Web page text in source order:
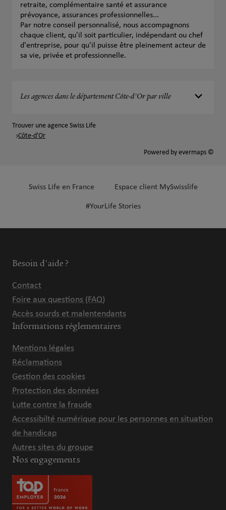
retraite, complémentaire santé et assurance
prévoyance, assurances professionnelles...
Par notre conseil personnalisé, nous accompagnons
chaque client, qu'il soit particulier, indépendant ou chef
d'entreprise, pour qu'il puisse être pleinement acteur de
sa vie, privée et professionnelle.
Les agences dans le département Côte-d'Or par ville
Trouver une agence Swiss Life
Côte-d'Or
Powered by evermaps ©
Swiss Life en France Espace client MySwisslife
#YourLife Stories
Besoin d'aide ?
Contact
Foire aux questions (FAQ)
Accès sourds et malentendants
Informations réglementaires
Mentions légales
Réclamations
Gestion des cookies
Protection des données
Lutte contre la fraude
Accessibilté numérique pour les personnes en situation
de handicap
Autres sites du groupe
Nos engagements